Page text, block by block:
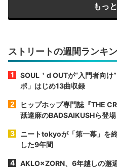
もっ
ストリートの週間ランキ
SOUL＇d OUTが“入門者向け
ポ」はじめ13曲収録
ヒップホップ専門誌『THE
舐達麻のBADSAIKUSHら登場
ニートtokyoが「第一幕」を
した9年間
AKLO×ZORN、6年越しの邂